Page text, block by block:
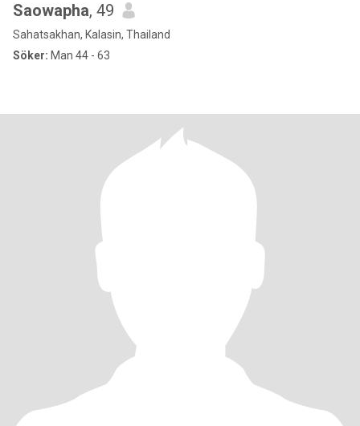
Saowapha, 49
Sahatsakhan, Kalasin, Thailand
Söker: Man 44 - 63